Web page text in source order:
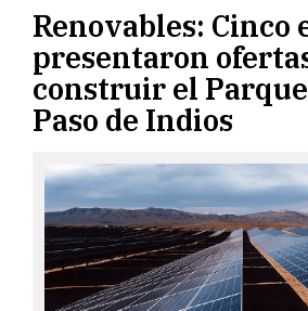
Renovables: Cinco
presentaron
construir el
Paso de Indios